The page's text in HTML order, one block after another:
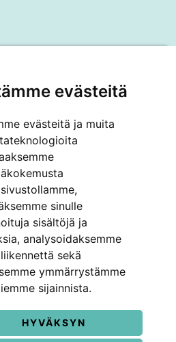
evästeitä
evästeitä ja muita
sinulle
sisältöjä ja
analysoidaksemme
sekä
ymmärrystämme
sijainnista.
HYVÄKSYN
1